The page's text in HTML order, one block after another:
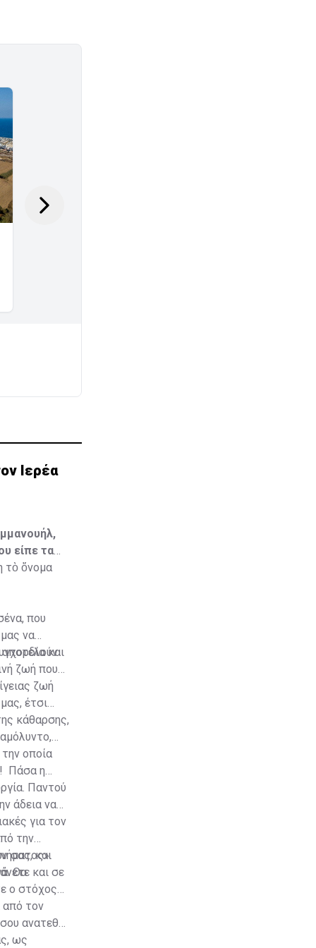
Ιερέα
είπε τα
τὸ ὄνομα
που
να
και
ζωή που
ζωή
έτσι
κάθαρσης,
οποία
Πάσα η
Παντού
άδεια να
για τον
την
σας, και
και σε
Θα
ο στόχος
από τον
ανατεθεί.
ως